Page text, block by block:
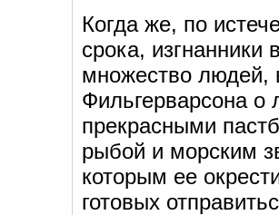
Когда же, по
срока,
множество людей,
Фильгерварсона о
прекрасными
рыбой и морским
которым ее
готовых